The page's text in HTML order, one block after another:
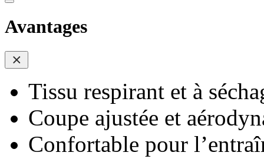
Avantages
Tissu respirant et à
Coupe ajustée et
Confortable pour